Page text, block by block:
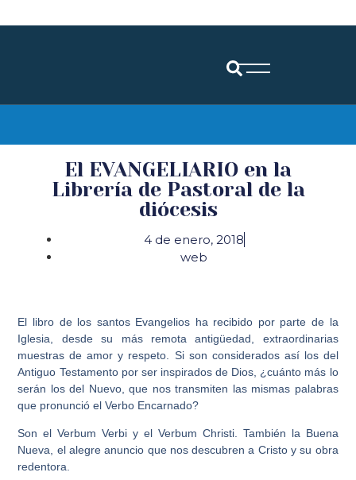
El EVANGELIARIO en la
Librería de Pastoral de la
diócesis
4 de enero, 2018
web
El libro de los santos Evangelios ha recibido por parte de la
Iglesia, desde su más remota antigüedad, extraordinarias
muestras de amor y respeto. Si son considerados así los del
Antiguo Testamento por ser inspirados de Dios, ¿cuánto más lo
serán los del Nuevo, que nos transmiten las mismas palabras
que pronunció el Verbo Encarnado?
Son el Verbum Verbi y el Verbum Christi. También la Buena
Nueva, el alegre anuncio que nos descubren a Cristo y su obra
redentora.